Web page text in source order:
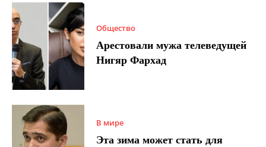
Общество
Арестовали мужа телеведущей
Нигяр Фархад
В мире
Эта зима может стать для